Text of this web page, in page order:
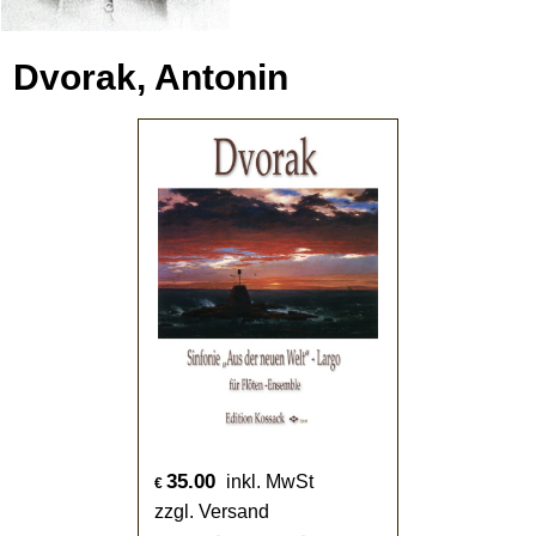
Dvorak, Antonin
€ 35.00
inkl. MwSt
zzgl. Versand